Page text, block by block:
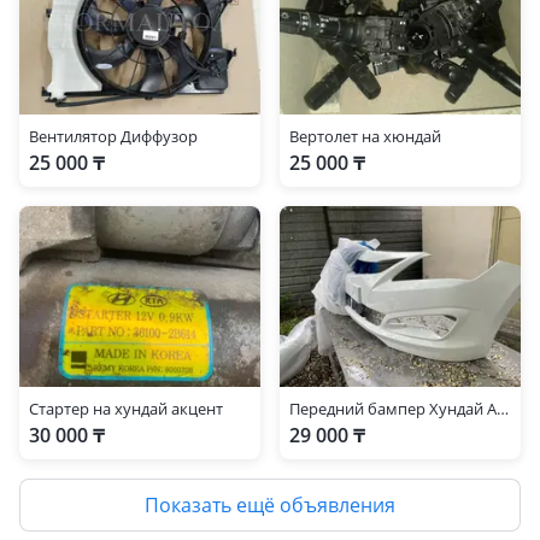
Вентилятор Диффузор
25 000 ₸
Вертолет на хюндай
25 000 ₸
Стартер на хундай акцент
30 000 ₸
Передний бампер Хундай Акцент
29 000 ₸
Показать ещё объявления